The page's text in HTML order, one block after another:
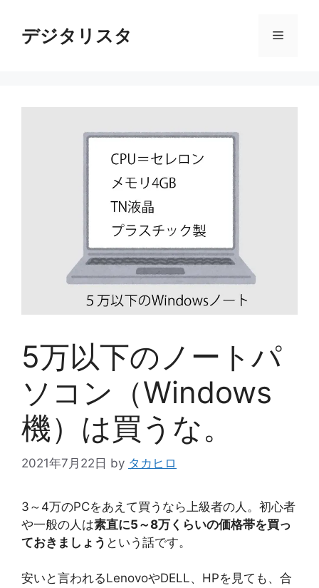
デジタリスタ メ
5万以下のノートパ
ソコン（Windows
機）は買うな。
2021年7月22日 by タカヒロ
3～4万のPCをあえて買うなら上級者の人。初心者
や一般の人は素直に5～8万くらいの価格帯を買っ
ておきましょう という話です。
安いと言われるLenovoやDELL、HPを見ても、合